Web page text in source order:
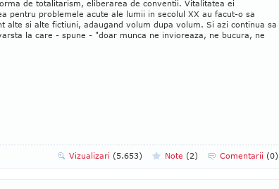
de totalitarism, eliberarea de conventii. Vitalitatea ei
pentru problemele acute ale lumii in secolul XX au facut-o sa
alte si alte fictiuni, adaugand volum dupa volum. Si azi continua sa
la care - spune - "doar munca ne invioreaza, ne bucura, ne
Vizualizari (5.653) Note (2) Comentarii (0)